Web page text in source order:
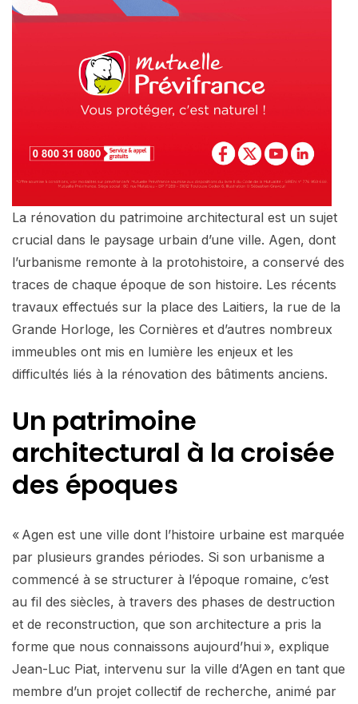
La rénovation du patrimoine architectural est un sujet
crucial dans le paysage urbain d’une ville. Agen, dont
l’urbanisme remonte à la protohistoire, a conservé des
traces de chaque époque de son histoire. Les récents
travaux effectués sur la place des Laitiers, la rue de la
Grande Horloge, les Cornières et d’autres nombreux
immeubles ont mis en lumière les enjeux et les
difficultés liés à la rénovation des bâtiments anciens.
Un patrimoine
architectural à la croisée
des époques
« Agen est une ville dont l’histoire urbaine est marquée
par plusieurs grandes périodes. Si son urbanisme a
commencé à se structurer à l’époque romaine, c’est
au fil des siècles, à travers des phases de destruction
et de reconstruction, que son architecture a pris la
forme que nous connaissons aujourd’hui », explique
Jean-Luc Piat, intervenu sur la ville d’Agen en tant que
membre d’un projet collectif de recherche, animé par